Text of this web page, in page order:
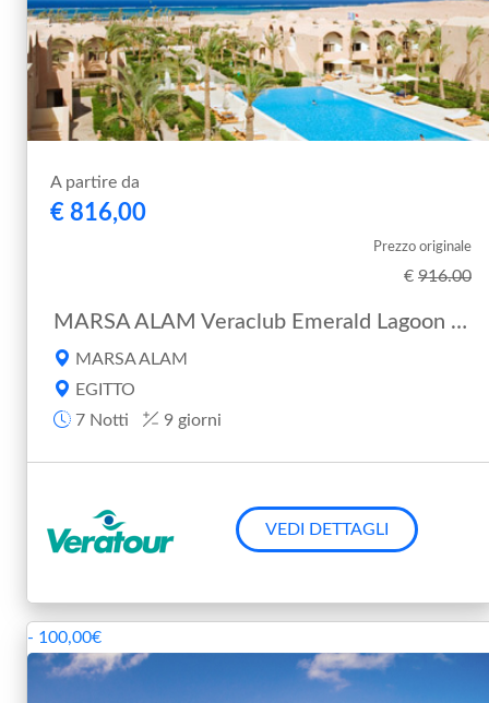
Cerca la tua vacanza
A partire da
€ 816,00
Prezzo originale
€ 916.00
MARSA ALAM Veraclub Emerald Lagoon Resort - Marsa Alam
MARSA ALAM
EGITTO
7 Notti
9 giorni
VEDI DETTAGLI
- 100,00€